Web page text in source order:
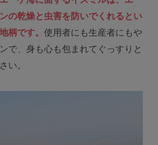
の乾燥と虫害を防いでくれるとい
柄です。使用者にも生産者にもや
で、身も心も包まれてぐっすりと
い。